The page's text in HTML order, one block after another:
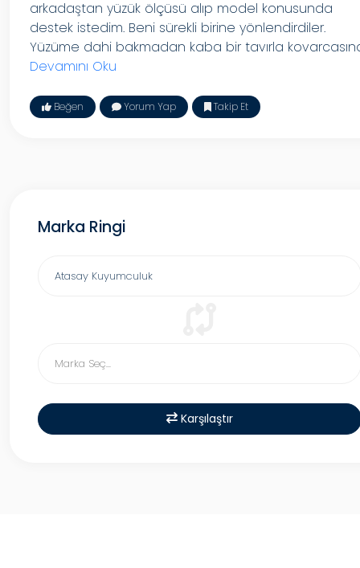
arkadaştan yüzük ölçüsü alıp model konusunda
destek istedim. Beni sürekli birine yönlendirdiler.
Yüzüme dahi bakmadan kaba bir tavırla
Devamını Oku
Beğen Yorum Yap Takip Et
Marka Ringi
Karşılaştır